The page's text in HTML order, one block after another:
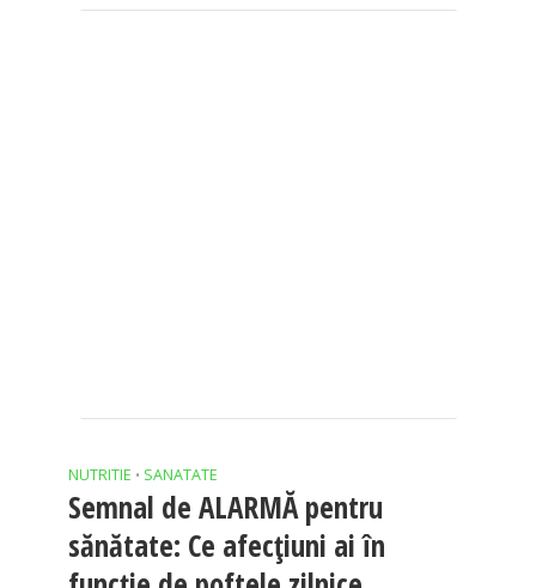
NUTRITIE • SANATATE
Semnal de ALARMĂ pentru
sănătate: Ce afecțiuni ai în